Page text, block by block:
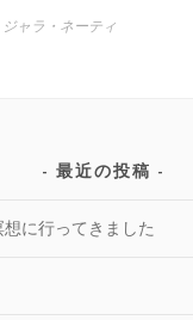
ジャラ・ネーティ
最近の投稿
に行ってきました